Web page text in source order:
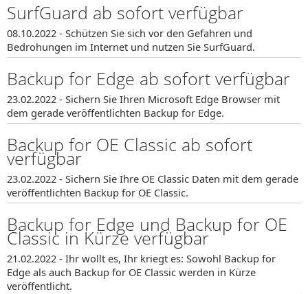
SurfGuard ab sofort verfügbar
08.10.2022 - Schützen Sie sich vor den Gefahren und
Bedrohungen im Internet und nutzen Sie SurfGuard.
Backup for Edge ab sofort verfügbar
23.02.2022 - Sichern Sie Ihren Microsoft Edge Browser mit
dem gerade veröffentlichten Backup for Edge.
Backup for OE Classic ab sofort
verfügbar
23.02.2022 - Sichern Sie Ihre OE Classic Daten mit dem gerade
veröffentlichten Backup for OE Classic.
Backup for Edge und Backup for OE
Classic in Kürze verfügbar
21.02.2022 - Ihr wollt es, Ihr kriegt es: Sowohl Backup for
Edge als auch Backup for OE Classic werden in Kürze
veröffentlicht.